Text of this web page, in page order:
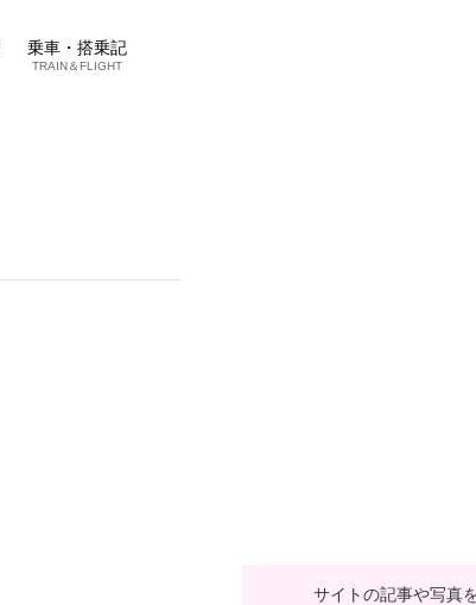
乗車・搭乗記
TRAIN＆FLIGHT
サイトの記事や写真